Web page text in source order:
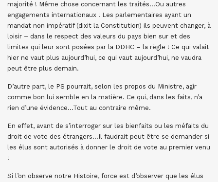
majorité ! Même chose concernant les traités…Ou autres
engagements internationaux ! Les parlementaires ayant un
mandat non impératif (dixit la Constitution) ils peuvent changer, à
loisir – dans le respect des valeurs du pays bien sur et des
limites qui leur sont posées par la DDHC – la règle ! Ce qui valait
hier ne vaut plus aujourd’hui, ce qui vaut aujourd’hui, ne vaudra
peut être plus demain.
D’autre part, le PS pourrait, selon les propos du Ministre, agir
comme bon lui semble en la matière. Ce qui, dans les faits, n’a
rien d’une évidence…Tout au contraire même.
En effet, avant de s’interroger sur les bienfaits ou les méfaits du
droit de vote des étrangers…Il faudrait peut être se demander si
les élus sont autorisés à donner le droit de vote au premier venu
!
Si l’on observe notre Histoire, force est d’observer que les élus